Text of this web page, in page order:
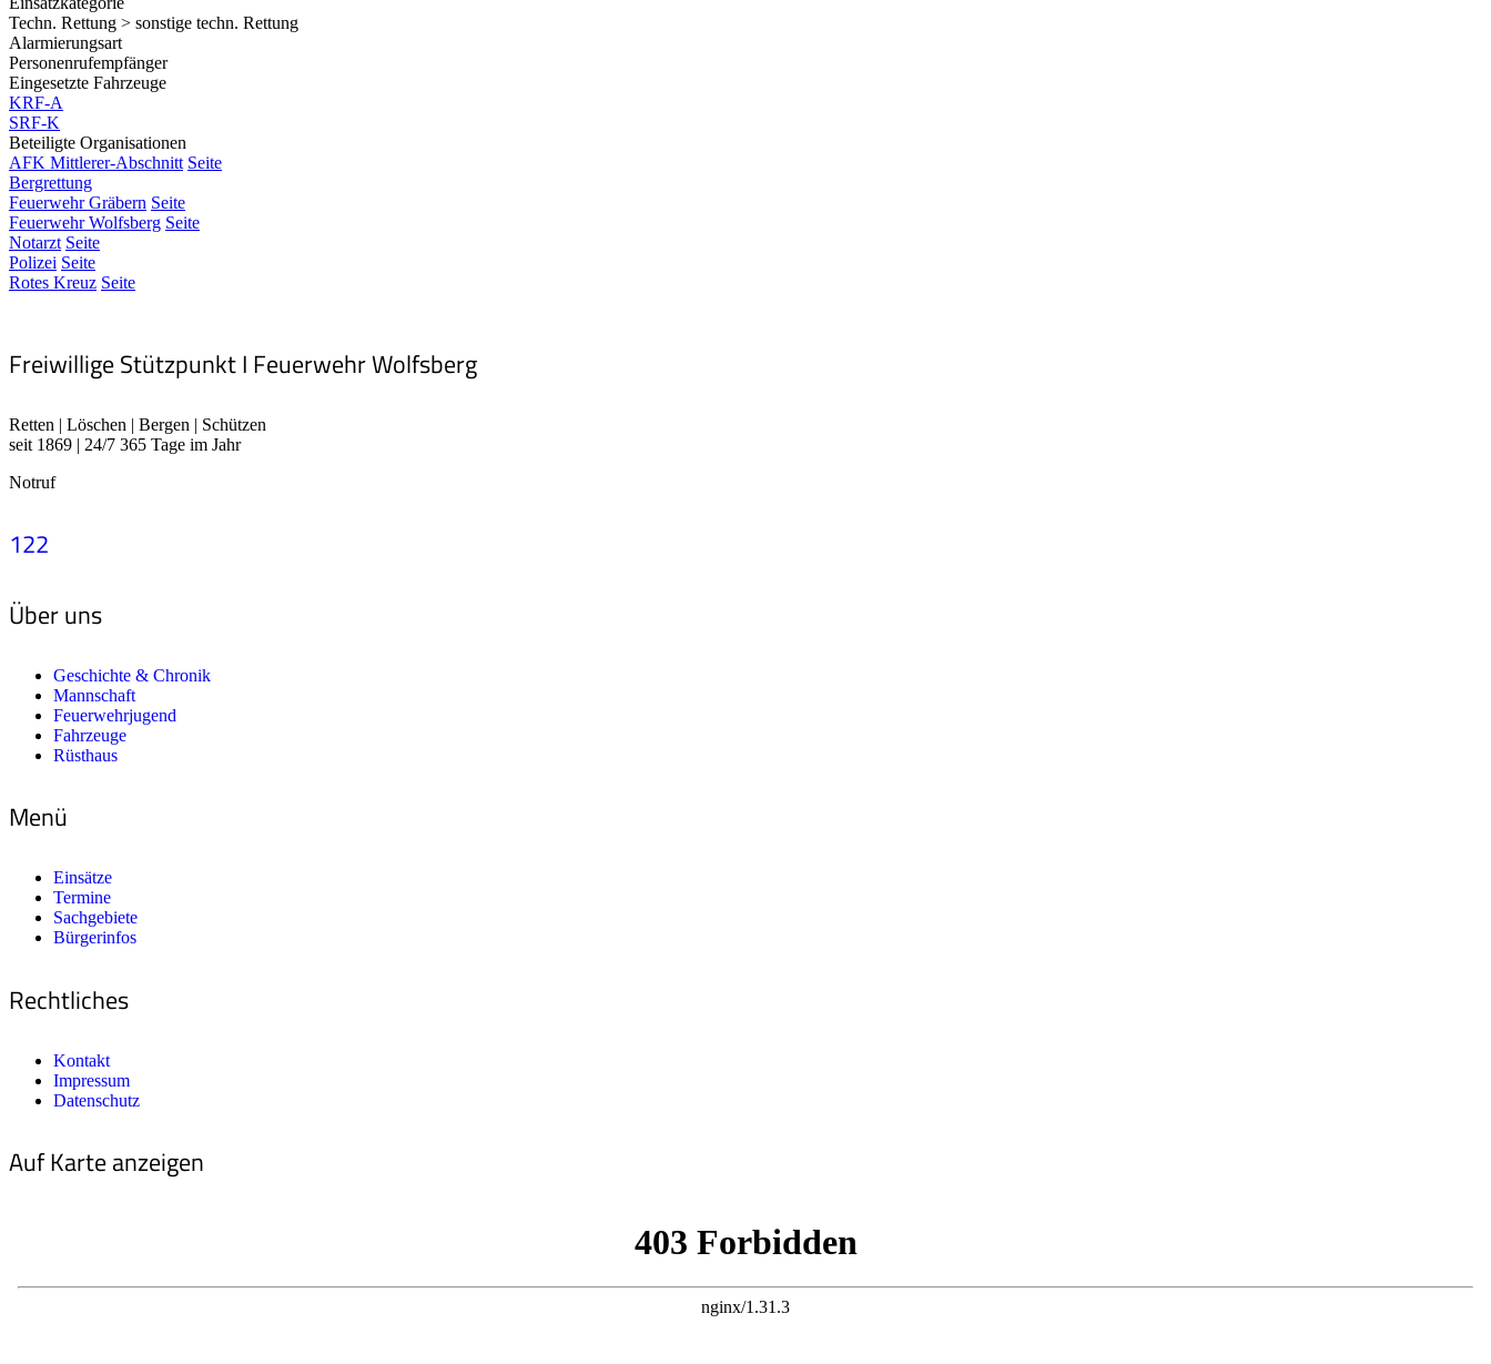
Techn. Rettung > sonstige techn. Rettung
Alarmierungsart
Personenrufempfänger
Eingesetzte Fahrzeuge
KRF-A
SRF-K
Beteiligte Organisationen
AFK Mittlerer-Abschnitt Seite
Bergrettung
Feuerwehr Gräbern Seite
Feuerwehr Wolfsberg Seite
Notarzt Seite
Polizei Seite
Rotes Kreuz Seite
Freiwillige Stützpunkt I Feuerwehr Wolfsberg
Retten | Löschen | Bergen | Schützen
seit 1869 | 24/7 365 Tage im Jahr
Notruf
122
Über uns
Geschichte & Chronik
Mannschaft
Feuerwehrjugend
Fahrzeuge
Rüsthaus
Menü
Einsätze
Termine
Sachgebiete
Bürgerinfos
Rechtliches
Kontakt
Impressum
Datenschutz
Auf Karte anzeigen